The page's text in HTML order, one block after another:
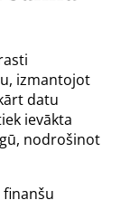
izmantojot
datu
ievākta
nodrošinot
finanšu